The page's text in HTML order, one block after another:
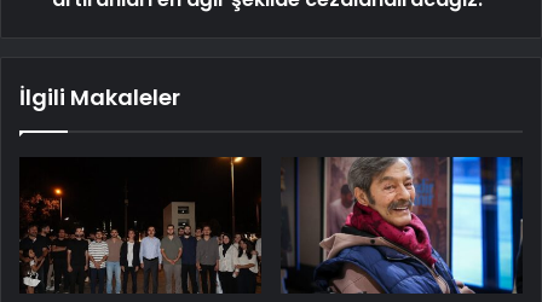
İlgili Makaleler